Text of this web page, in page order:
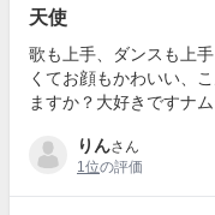
天使
歌も上手、ダンスも上
くてお顔もかわいい、
ますか？大好きですナ
りんさん
1位の評価